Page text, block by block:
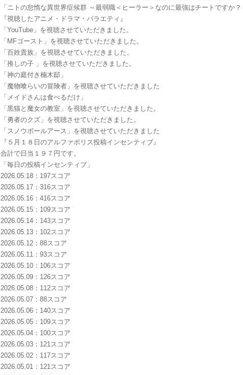
「ニトの怠惰な異世界症候群 ～最弱職＜ヒーラー＞なのに最強はチートですか？
『視聴したアニメ・ドラマ・バラエティ』
「YouTube」を視聴させていただきました。
「MFゴースト」を視聴させていただきました。
「百姓貴族」を視聴させていただきました。
「推しの子 」を視聴させていただきました。
「神の庭付き楠木邸」
「魔物喰らいの冒険者」を視聴させていただきました
「メイドさんは食べるだけ」
「黒猫と魔女の教室」を視聴させていただきました。
「勇者のクズ」を視聴させていただきました。
「スノウボールアース」を視聴させていただきました
『５月１８日のアルファポリス投稿インセンティブ』
合計で日当１９７円です。
「毎日の投稿インセンティブ」
2026.05.18：197スコア
2026.05.17：316スコア
2026.05.16：416スコア
2026.05.15：109スコア
2026.05.14：143スコア
2026.05.13：102スコア
2026.05.12：88スコア
2026.05.11：93スコア
2026.05.10：106スコア
2026.05.09：126スコア
2026.05.08：112スコア
2026.05.07：88スコア
2026.05.06：140スコア
2026.05.05：109スコア
2026.05.04：100スコア
2026.05.03：121スコア
2026.05.02：117スコア
2026.05.01：121スコア